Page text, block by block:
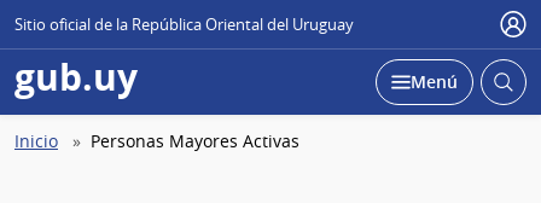
Sitio oficial de la República Oriental del Uruguay
gub.uy Abierta
Desplegar
Menú Abrir
Ruta
Inicio Personas Mayores Activas